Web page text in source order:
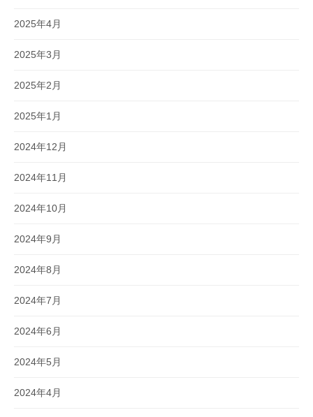
2025年4月
2025年3月
2025年2月
2025年1月
2024年12月
2024年11月
2024年10月
2024年9月
2024年8月
2024年7月
2024年6月
2024年5月
2024年4月